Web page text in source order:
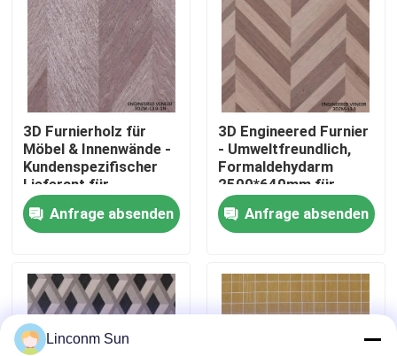
Werksbesichtigung
Qualitätskontrolle
Kontakt mit uns
Neuigkeiten
Rechtssachen
Bitte um ein Angebot
Natürliches Holzfurnier
3D Furnierholz für
Möbel & Innenwände -
Kundenspezifischer
Lieferant für
technische Furniere
3DZM-L3.0-1N
Anfrage absenden
3D Engineered Furnier
- Umweltfreundlich,
Formaldehydarm
2500*640mm für
Innendekoration
3DZM-L3.0
Anfrage absenden
Linconm Sun